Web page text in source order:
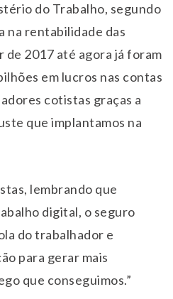
do Trabalho, segundo
na rentabilidade das
de 2017 até agora já foram
em lucros nas contas
cotistas graças a
que implantamos na
lembrando que
digital, o seguro
do trabalhador e
para gerar mais
que conseguimos.”